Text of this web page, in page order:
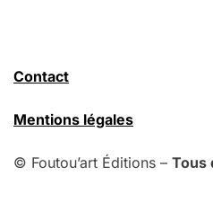
Contact
Mentions légales
© Foutou’art Éditions – Tous